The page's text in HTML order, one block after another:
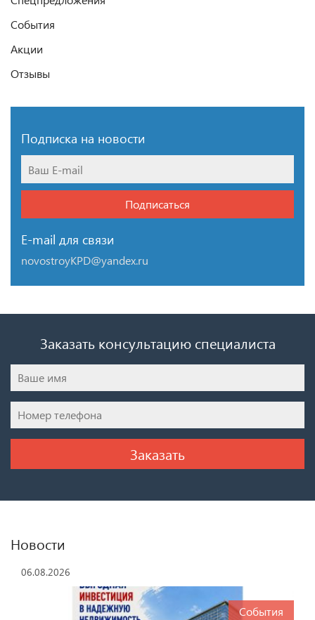
События
Акции
Отзывы
Подписка на новости
Подписаться
E-mail для связи
novostroyKPD@yandex.ru
Заказать консультацию специалиста
Новости
06.08.2026
События